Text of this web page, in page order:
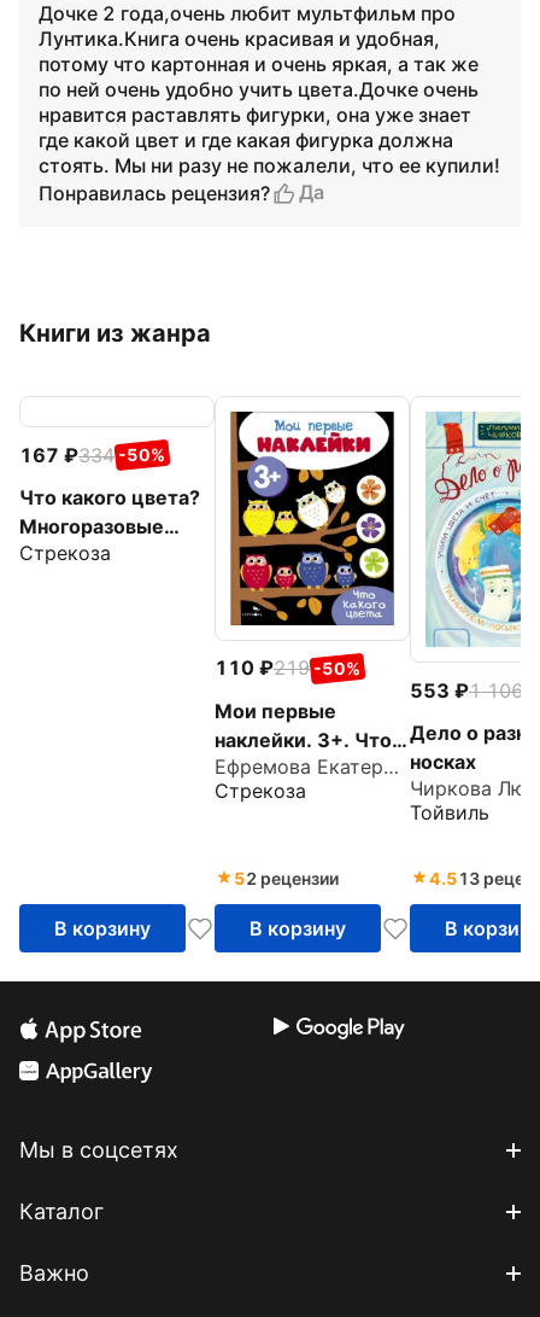
Дочке 2 года,очень любит мультфильм про
Лунтика.Книга очень красивая и удобная,
потому что картонная и очень яркая, а так же
по ней очень удобно учить цвета.Дочке очень
нравится раставлять фигурки, она уже знает
где какой цвет и где какая фигурка должна
стоять. Мы ни разу не пожалели, что ее купили!
Понравилась рецензия?
Да
Книги из жанра
167 334 -50%
Что какого цвета?
Многоразовые
наклейки для
Стрекоза
В корзину
110 219 -50%
Мои первые
наклейки. 3+. Что
какого цвета
Ефремова Екатерина
Стрекоза
52 рецензии
В корзину
553 1 106
Дело о
носках
Тойвиль
4.513
В корзину
Мы в соцсетях
Каталог
Важно